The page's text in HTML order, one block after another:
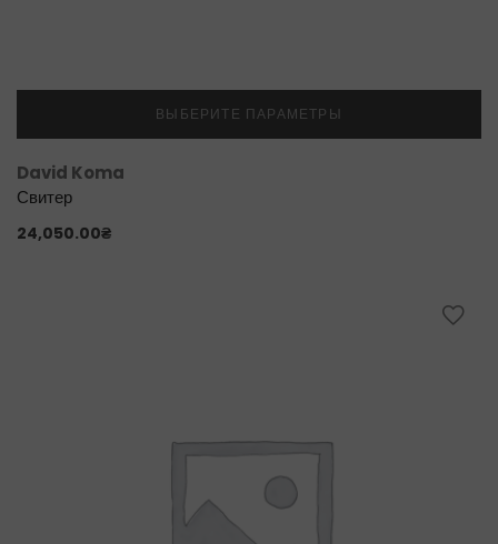
ВЫБЕРИТЕ ПАРАМЕТРЫ
David Koma
Свитер
24,050.00₴